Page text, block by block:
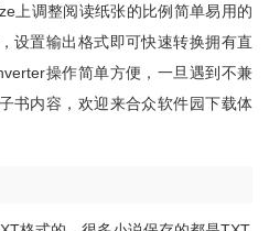
上调整阅读纸张的比例简单易用的
设置输出格式即可快速转换拥有直
操作简单方便，一旦遇到不兼
书内容，欢迎来合众软件园下载体